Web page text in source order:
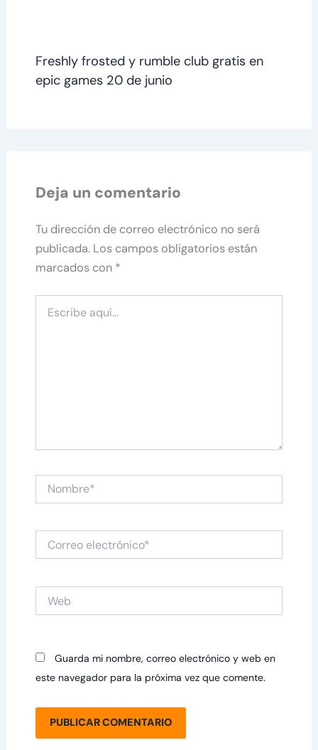
Freshly frosted y rumble club gratis en
epic games 20 de junio
Deja un comentario
Tu dirección de correo electrónico no será
publicada. Los campos obligatorios están
marcados con *
aquí...
Nombre*
electrónico*
Guarda mi nombre, correo electrónico y web en
este navegador para la próxima vez que comente.